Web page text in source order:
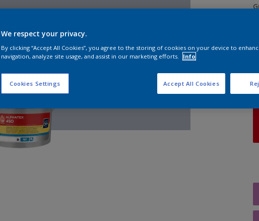
We respect your privacy.
By clicking “Accept All Cookies”, you agree to the storing of cookies on your device to
navigation, analyze site usage, and assist in our marketing efforts.
Info
Cookies Settings Accept All Cookies